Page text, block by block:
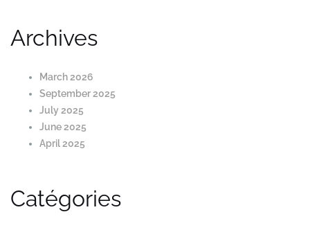
Archives
March 2026
September 2025
July 2025
June 2025
April 2025
Catégories